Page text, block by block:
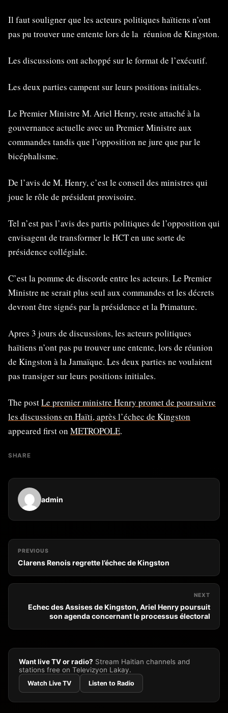
Il faut souligner que les acteurs politiques haïtiens n’ont
pas pu trouver une entente lors de la réunion de Kingston.
Les discussions ont achoppé sur le format de l’exécutif.
Les deux parties campent sur leurs positions initiales.
Le Premier Ministre M. Ariel Henry, reste attaché à la
gouvernance actuelle avec un Premier Ministre aux
commandes tandis que l’opposition ne jure que par le
bicéphalisme.
De l’avis de M. Henry, c’est le conseil des ministres qui
joue le rôle de président provisoire.
Tel n’est pas l’avis des partis politiques de l’opposition qui
envisagent de transformer le HCT en une sorte de
présidence collégiale.
C’est la pomme de discorde entre les acteurs. Le Premier
Ministre ne serait plus seul aux commandes et les décrets
devront être signés par la présidence et la Primature.
Apres 3 jours de discussions, les acteurs politiques
haïtiens n’ont pas pu trouver une entente, lors de réunion
de Kingston à la Jamaïque. Les deux parties ne voulaient
pas transiger sur leurs positions initiales.
The postLe premier ministre Henry promet de poursuivre
les discussions en Haïti, après l’échec de Kingston
appeared first on METROPOLE.
SHARE
admin
PREVIOUS
Clarens Renois regrette l’échec de Kingston
NEXT
Echec des Assises de Kingston, Ariel Henry poursuit
son agenda concernant le processus électoral
Want live TV or radio? Stream Haitian channels and
stations free on Televizyon Lakay.
Watch Live TV Listen to Radio